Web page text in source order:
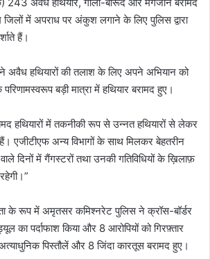
में अपराध पर अंकुश लगाने के लिए पुलिस द्वारा
हैं।
अवैध हथियारों की तलाश के लिए अपने अभियान को
बड़ी मात्रा में हथियार बरामद हुए।
हथियारों में तकनीकी रूप से उन्नत हथियारों से लेकर
एजीटीएफ अन्य विभागों के साथ मिलकर बेहतरीन
दिनों में गैंगस्टरों तथा उनकी गतिविधियों के ख़िलाफ़
के रूप में अमृतसर कमिश्नरेट पुलिस ने क्रॉस-बॉर्डर
का पर्दाफाश किया और 8 आरोपियों को गिरफ़्तार
पिस्तौलें और 8 जिंदा कारतूस बरामद हुए।